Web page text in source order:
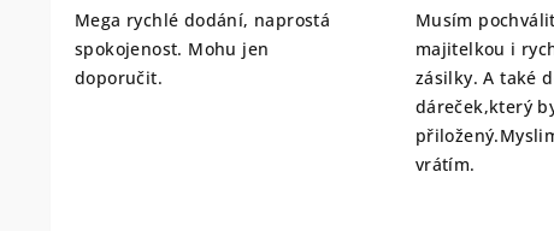
Mega rychlé dodání, naprostá
spokojenost. Mohu jen
doporučit.
Musím
majitelkou i
zásilky. A také
dáreček,který
vrátím.